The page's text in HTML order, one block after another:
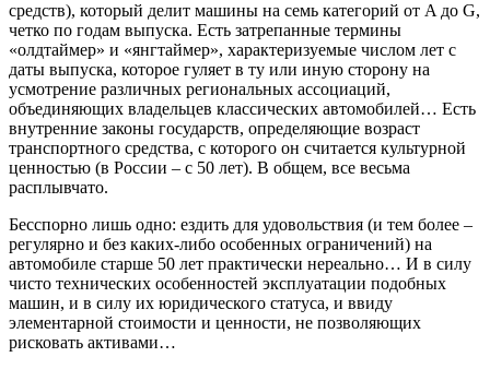
средств), который делит машины на семь категорий от A до G,
четко по годам выпуска. Есть затрепанные термины
«олдтаймер» и «янгтаймер», характеризуемые числом лет с
даты выпуска, которое гуляет в ту или иную сторону на
усмотрение различных региональных ассоциаций,
объединяющих владельцев классических автомобилей… Есть
внутренние законы государств, определяющие возраст
транспортного средства, с которого он считается культурной
ценностью (в России – с 50 лет). В общем, все весьма
расплывчато.
Бесспорно лишь одно: ездить для удовольствия (и тем более –
регулярно и без каких-либо особенных ограничений) на
автомобиле старше 50 лет практически нереально… И в силу
чисто технических особенностей эксплуатации подобных
машин, и в силу их юридического статуса, и ввиду
элементарной стоимости и ценности, не позволяющих
рисковать активами…